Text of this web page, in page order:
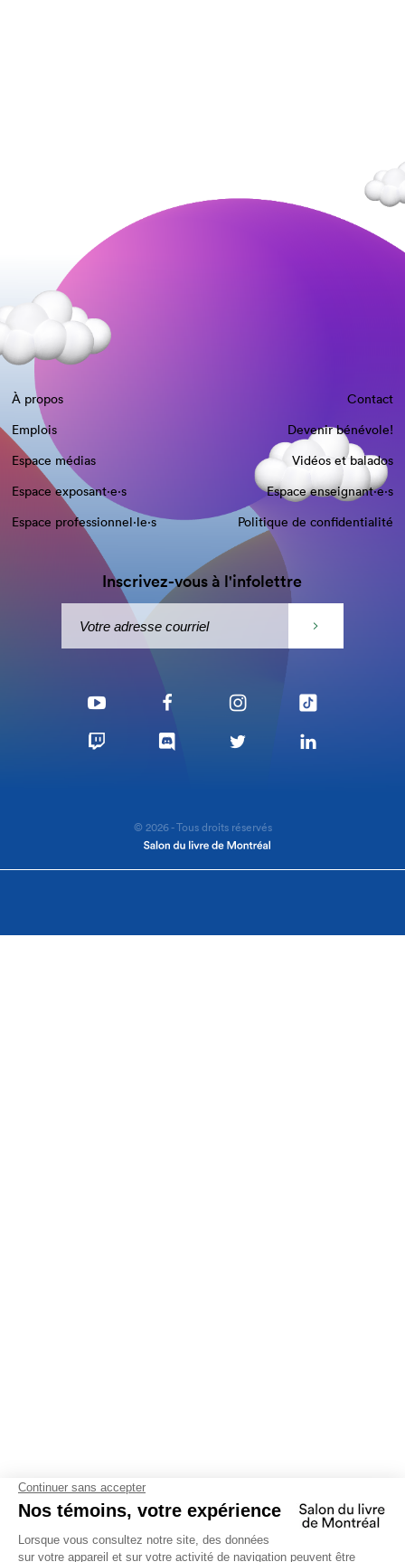
À propos
Contact
Emplois
Devenir bénévole!
Espace médias
Vidéos et balados
Espace exposant·e⋅s
Espace enseignant·e⋅s
Espace professionnel·le⋅s
Politique de confidentialité
Inscrivez-vous à l'infolettre
© 2026 - Tous droits réservés